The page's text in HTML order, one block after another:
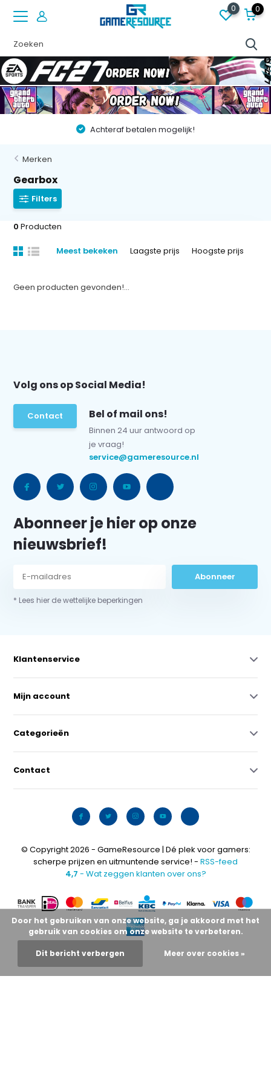
0 0
Achteraf betalen mogelijk!
Merken
Gearbox
Filters
0 Producten
Meest bekeken Laagste prijs Hoogste prijs
Geen producten gevonden!...
Volg ons op Social Media!
Contact Bel of mail ons!
Binnen 24 uur antwoord op
je vraag!
service@gameresource.nl
Abonneer je hier op onze
nieuwsbrief!
Abonneer
* Lees hier de wettelijke beperkingen
Klantenservice
Mijn account
Categorieën
Contact
© Copyright 2026 - GameResource | Dé plek voor gamers:
scherpe prijzen en uitmuntende service! - RSS-feed
4,7 - Wat zeggen klanten over ons?
Door het gebruiken van onze website, ga je akkoord met het
gebruik van cookies om onze website te verbeteren.
Dit bericht verbergen Meer over cookies »